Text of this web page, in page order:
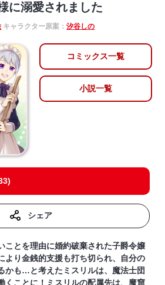
に溺愛されました
キャラクター原案：汐谷しの
コミックス一覧
小説一覧
シェア
ことを理由に婚約破棄された子爵令嬢
より金銭的支援も打ち切られ、自分の
かも…と考えたミスリルは、魔法士団
くことに！ミスリルの配属先は、魔窟